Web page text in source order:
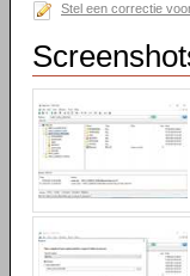
Stel een correctie